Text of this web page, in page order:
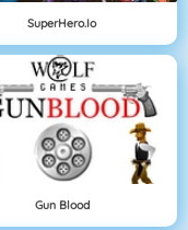
SuperHero.io
Gun Blood